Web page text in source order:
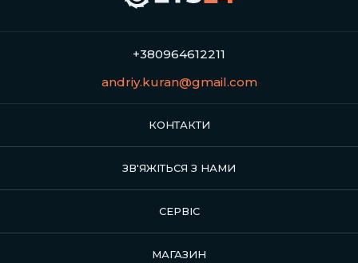
+380964612211
andriy.kuran@gmail.com
КОНТАКТИ
ЗВ'ЯЖІТЬСЯ З НАМИ
СЕРВІС
МАГАЗИН